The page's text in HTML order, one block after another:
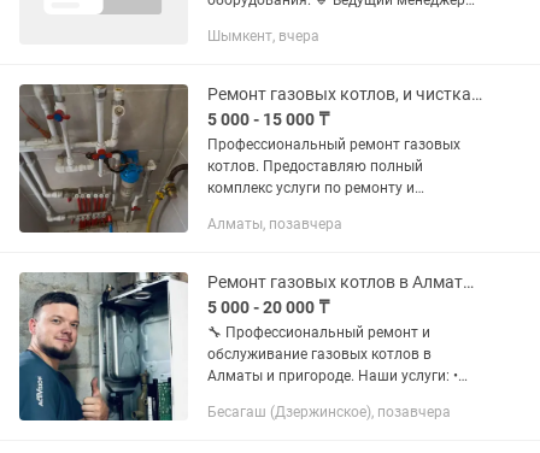
800 000 тг + бонусыОпыт B2B-продаж
Шымкент, вчера
Ремонт газовых котлов, и чистка системы отопления
5 000 - 15 000 ₸
Профессиональный ремонт газовых
котлов. Предоставляю полный
комплекс услуги по ремонту и
котлов: — Диагностика неисправностей
Алматы, позавчера
Ремонт газовых котлов в Алматы Срочный выезд
5 000 - 20 000 ₸
🔧 Профессиональный ремонт и
обслуживание газовых котлов в
Алматы и пригороде. Наши услуги: •
Чистка теплообменника и горелки •
Бесагаш (Дзержинское), позавчера